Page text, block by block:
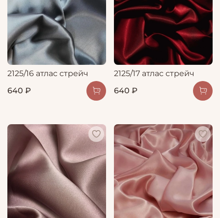
2125/16 атлас стрейч
640 ₽
2125/17 атлас стрейч
640 ₽